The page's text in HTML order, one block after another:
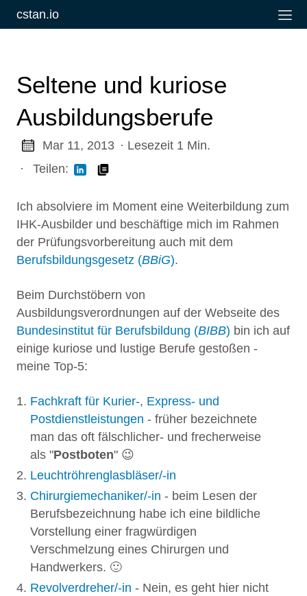
cstan.io
Seltene und kuriose
Ausbildungsberufe
Mar 11, 2013 · Lesezeit 1 Min.
·
Teilen:
Ich absolviere im Moment eine Weiterbildung zum
IHK-Ausbilder und beschäftige mich im Rahmen
der Prüfungsvorbereitung auch mit dem
Berufsbildungsgesetz (BBiG).
Beim Durchstöbern von
Ausbildungsverordnungen auf der Webseite des
Bundesinstitut für Berufsbildung (BIBB) bin ich auf
einige kuriose und lustige Berufe gestoßen -
meine Top-5:
Fachkraft für Kurier-, Express- und
Postdienstleistungen - früher bezeichnete
man das oft fälschlicher- und frecherweise
als "Postboten" 😉
Leuchtröhrenglasbläser/-in
Chirurgiemechaniker/-in - beim Lesen der
Berufsbezeichnung habe ich eine bildliche
Vorstellung einer fragwürdigen
Verschmelzung eines Chirurgen und
Handwerkers. 🙂
Revolverdreher/-in - Nein, es geht hier nicht